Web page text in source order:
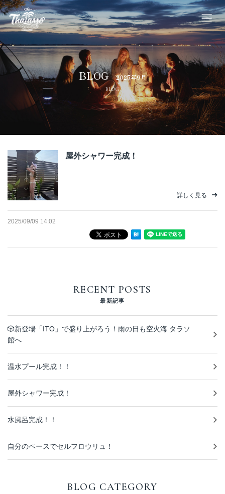
ホーム
料金・Webご予約
施設案内
宿泊約款
よくあるご質問
プライバシーポリシー
BLOG 2025年9月
BLOG
屋外シャワー完成！
詳しく見る
2025/09/09 14:02
RECENT POSTS
最新記事
🎲新登場「ITO」で盛り上がろう！雨の日も空火海 タラソ
館へ
温水プール完成！！
屋外シャワー完成！
水風呂完成！！
自分のペースでセルフロウリュ！
BLOG CATEGORY